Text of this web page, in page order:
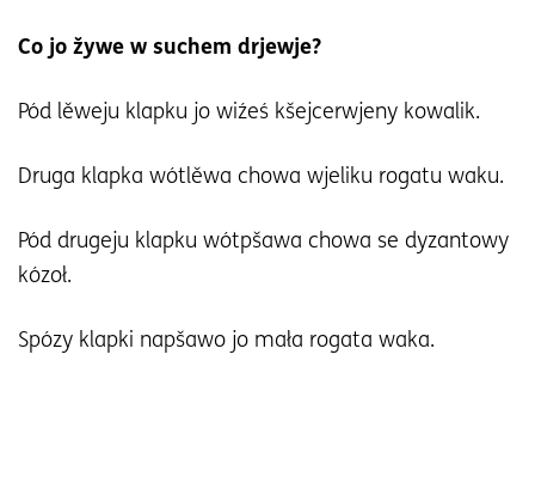
Co jo žywe w suchem drjewje?
Pód lěweju klapku jo wiźeś kšejcerwjeny kowalik.
Druga klapka wótlěwa chowa wjeliku rogatu waku.
Pód drugeju klapku wótpšawa chowa se dyzantowy
kózoł.
Spózy klapki napšawo jo mała rogata waka.